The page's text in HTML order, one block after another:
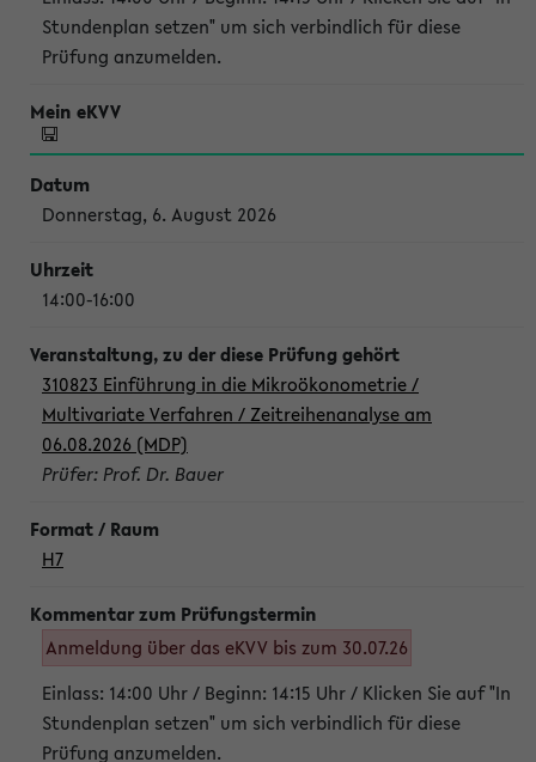
Stundenplan setzen" um sich verbindlich für diese
Prüfung anzumelden.
Donnerstag, 6. August 2026
14:00-16:00
310823 Einführung in die Mikroökonometrie /
Multivariate Verfahren / Zeitreihenanalyse am
06.08.2026 (MDP)
Prüfer: Prof. Dr. Bauer
H7
Anmeldung über das eKVV bis zum 30.07.26
Einlass: 14:00 Uhr / Beginn: 14:15 Uhr / Klicken Sie auf "In
Stundenplan setzen" um sich verbindlich für diese
Prüfung anzumelden.